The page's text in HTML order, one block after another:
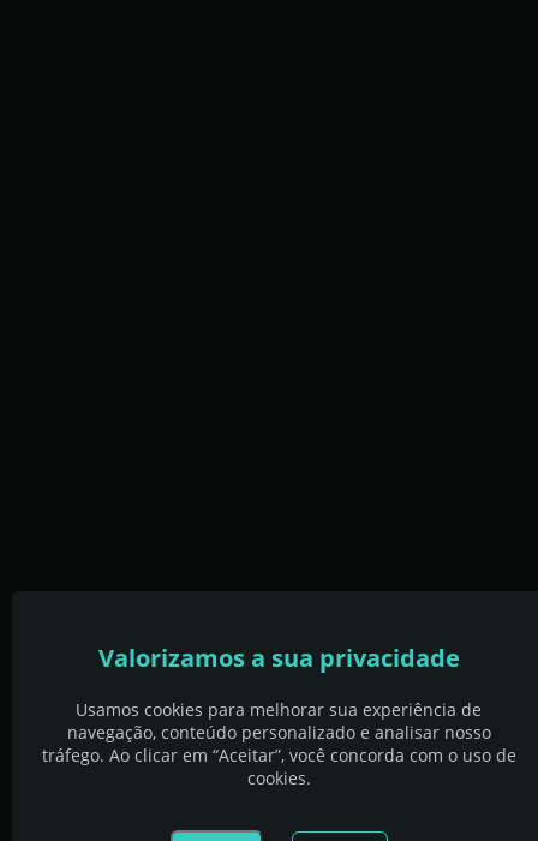
Valorizamos a sua privacidade
Usamos cookies para melhorar sua experiência de
navegação, conteúdo personalizado e analisar nosso
tráfego. Ao clicar em “Aceitar”, você concorda com o uso de
cookies.